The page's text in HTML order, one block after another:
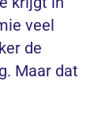
veel
de
Maar dat